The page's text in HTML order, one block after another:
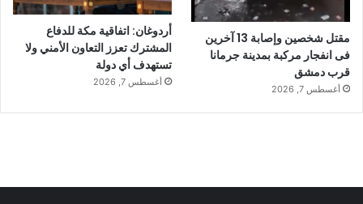
مقتل شخصين وإصابة 13 آخرين
فى انفجار مركبة بمدينة جرمانا
قرب دمشق
أغسطس 7, 2026
أردوغان: اتفاقية مكة للدفاع
المشترك تعزز التعاون الأمني ولا
تستهدف أي دولة
أغسطس 7, 2026